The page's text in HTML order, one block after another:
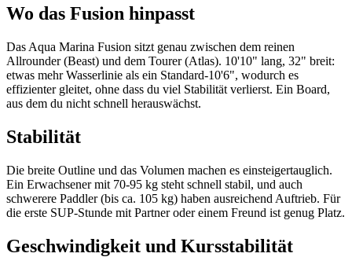
Wo das Fusion hinpasst
Das Aqua Marina Fusion sitzt genau zwischen dem reinen
Allrounder (Beast) und dem Tourer (Atlas). 10'10" lang, 32" breit:
etwas mehr Wasserlinie als ein Standard-10'6", wodurch es
effizienter gleitet, ohne dass du viel Stabilität verlierst. Ein Board,
aus dem du nicht schnell herauswächst.
Stabilität
Die breite Outline und das Volumen machen es einsteigertauglich.
Ein Erwachsener mit 70-95 kg steht schnell stabil, und auch
schwerere Paddler (bis ca. 105 kg) haben ausreichend Auftrieb. Für
die erste SUP-Stunde mit Partner oder einem Freund ist genug Platz.
Geschwindigkeit und Kursstabilität